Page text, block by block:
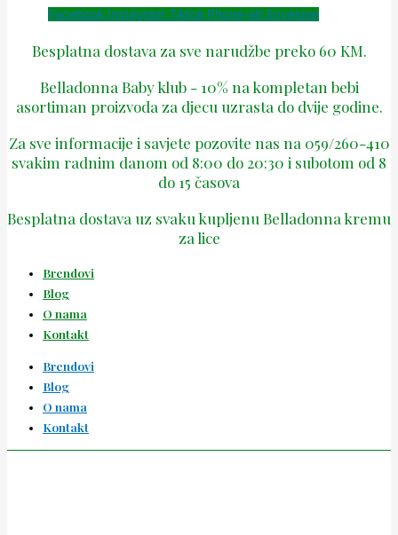
Facebook Instagram Tiktok Phone-alt Envelope
Besplatna dostava za sve narudžbe preko 60 KM.
Belladonna Baby klub - 10% na kompletan bebi
asortiman proizvoda za djecu uzrasta do dvije godine.
Za sve informacije i savjete pozovite nas na 059/260-410
svakim radnim danom od 8:00 do 20:30 i subotom od 8
do 15 časova
Besplatna dostava uz svaku kupljenu Belladonna kremu
za lice
Brendovi
Blog
O nama
Kontakt
Brendovi
Blog
O nama
Kontakt